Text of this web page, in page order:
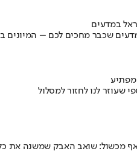
במדעים
שכבר מחכים לכם – המיונים
מפתיע
לנו לחזור למסלול
מכשול: שואב האבק שמשנה את